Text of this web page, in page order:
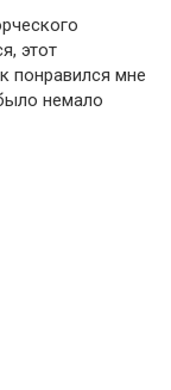
этот
понравился мне
немало